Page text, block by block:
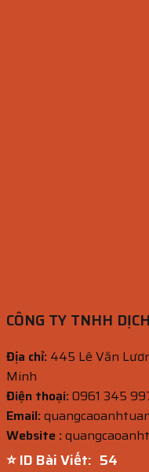
CÔNG TY TNHH
Địa chỉ: 445 Lê Văn
Minh
Điện thoại:0961 345
Email:
Website :
⭐ ID Bài Viết: 52